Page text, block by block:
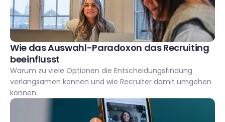
Wie das Auswahl-Paradoxon das Recruiting
beeinflusst
Warum zu viele Optionen die Entscheidungsfindung
verlangsamen können und wie Recruiter damit umgehen
können.